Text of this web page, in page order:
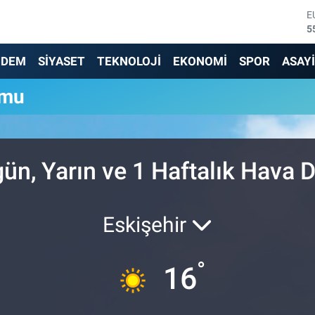
SİYASET TEKNOLOJİ EKONOMİ SPOR
Yarın ve 1 Haftalık Hava
Eskişehir
16°